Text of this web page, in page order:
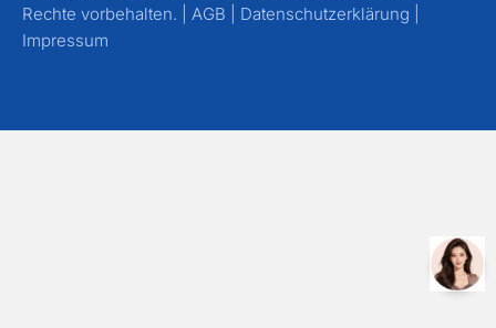
Rechte vorbehalten. | AGB Datenschutzerklärung
Impressum